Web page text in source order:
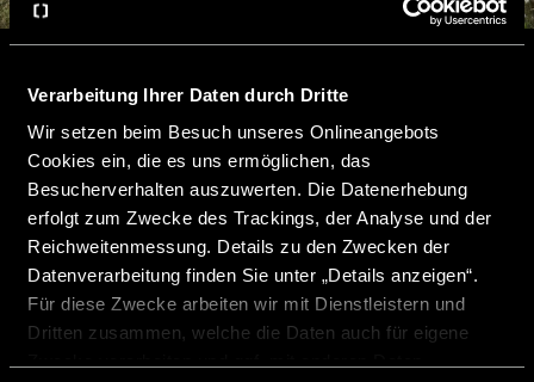
Verarbeitung Ihrer Daten durch Dritte
Wir setzen beim Besuch unseres Onlineangebots
Cookies ein, die es uns ermöglichen, das
Besucherverhalten auszuwerten. Die Datenerhebung
erfolgt zum Zwecke des Trackings, der Analyse und der
Reichweitenmessung. Details zu den Zwecken der
Datenverarbeitung finden Sie unter „Details anzeigen“.
Für diese Zwecke arbeiten wir mit Dienstleistern und
Dritten zusammen, welche die Daten auch für eigene
Danke für Ihre Anfrage!